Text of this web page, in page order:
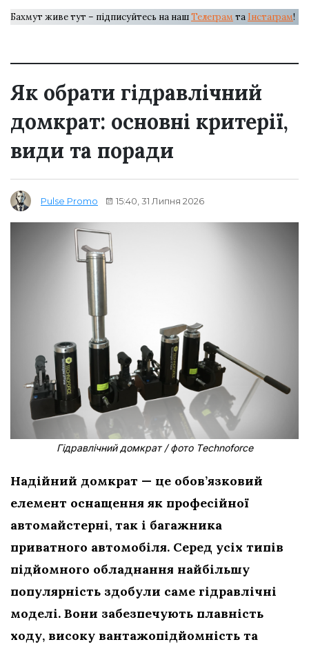
Бахмут живе тут – підписуйтесь на нашТелеграм та Інстаграм!
Як обрати гідравлічний
домкрат: основні критерії,
види та поради
Pulse Promo 15:40, 31 Липня 2026
Гідравлічний домкрат / фото Тechnoforce
Надійний домкрат — це обов’язковий
елемент оснащення як професійної
автомайстерні, так і багажника
приватного автомобіля. Серед усіх типів
підйомного обладнання найбільшу
популярність здобули саме гідравлічні
моделі. Вони забезпечують плавність
ходу, високу вантажопідйомність та